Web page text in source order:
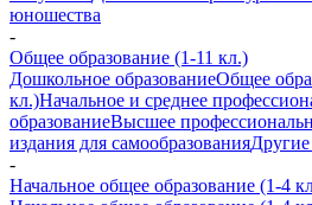
юношества
-
Общее образование (1-11 кл.)
Дошкольное образованиеОбщее
кл.)Начальное и среднее
образованиеВысшее
издания для самообразования
-
Начальное общее образование (1-4